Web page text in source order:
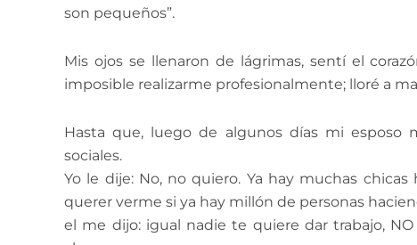
son pequeños”.
Mis ojos se llenaron de lágrimas, sentí el
imposible realizarme profesionalmente; lloré a
Hasta que, luego de algunos días mi esposo
sociales.
Yo le dije: No, no quiero. Ya hay muchas
querer verme si ya hay millón de personas
el me dijo: igual nadie te quiere dar trabajo, NO